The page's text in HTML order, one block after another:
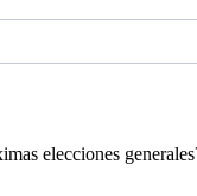
elecciones